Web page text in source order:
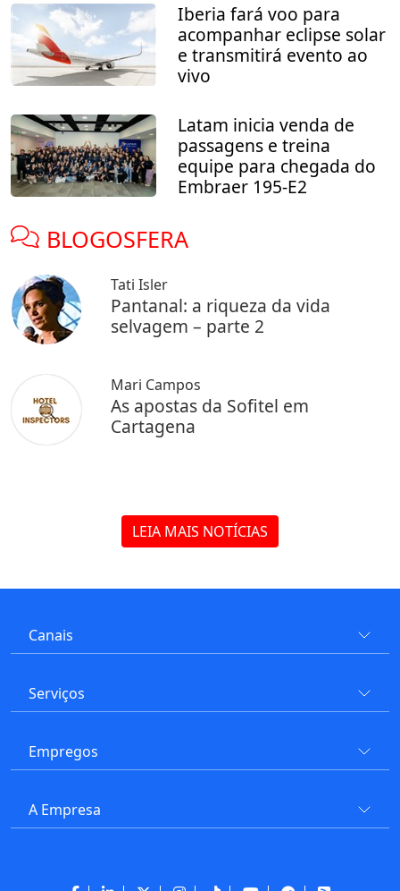
Iberia fará voo para
acompanhar eclipse solar
e transmitirá evento ao
vivo
Latam inicia venda de
passagens e treina
equipe para chegada do
Embraer 195-E2
BLOGOSFERA
Tati Isler
Pantanal: a riqueza da vida
selvagem – parte 2
Mari Campos
As apostas da Sofitel em
Cartagena
LEIA MAIS NOTÍCIAS
Canais
Serviços
Empregos
A Empresa